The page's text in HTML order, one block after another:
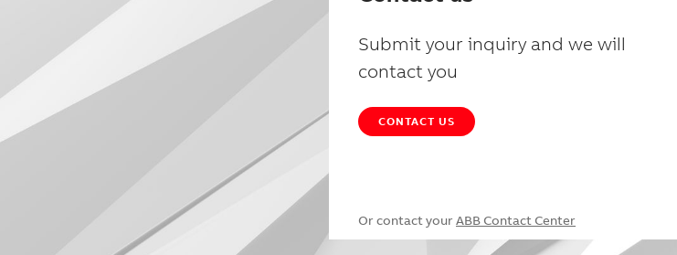
Submit your inquiry and we will
contact you
CONTACT US
Or contact your ABB Contact Center